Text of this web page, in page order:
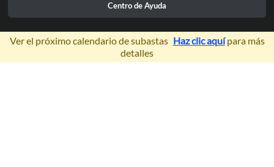
Centro de Ayuda
×
Ver el próximo calendario de subastas Haz clic aquípara más
detalles